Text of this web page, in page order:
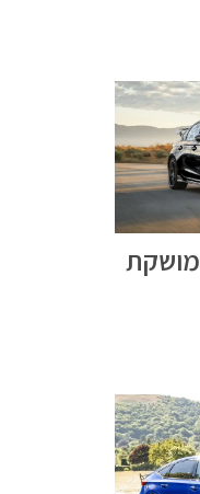
הונדה סיוויק טייפ R מושקת